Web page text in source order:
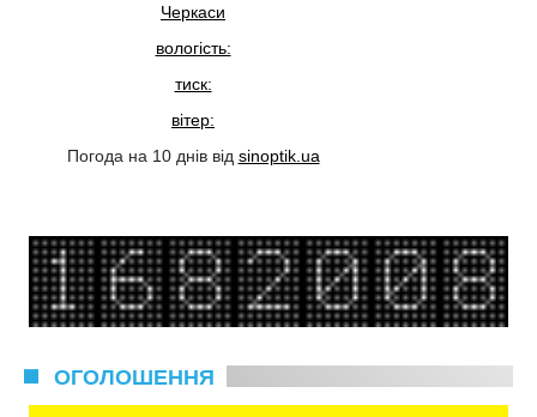
Черкаси
вологість:
тиск:
вітер:
Погода на 10 днів від sinoptik.ua
ОГОЛОШЕННЯ